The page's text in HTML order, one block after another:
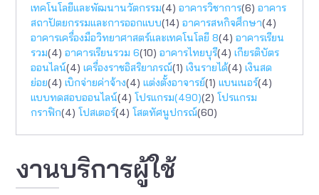
เทคโนโลยีและพัฒนานวัตกรรม(4) อาคารวิชาการ(6) อาคาร
สถาปัตยกรรมและการออกแบบ(14) อาคารสหกิจศึกษา(4)
อาคารเครื่องมือวิทยาศาสตร์และเทคโนโลยี 8(4) อาคารเรียน
รวม(4) อาคารเรียนรวม 6(10) อาคารไทยบุรี(4) เกียรติบัตร
ออนไลน์(4) เครื่องราชอิสริยาภรณ์(1) เงินรายได้(4) เงินสด
ย่อย(4) เบิกจ่ายค่าจ้าง(4) แต่งตั้งอาจารย์(1) แบนเนอร์(4)
แบบทดสอบออนไลน์(4) โปรแกรม(490)(2) โปรแกรม
กราฟิก(4) โปสเตอร์(4) โสตทัศนูปกรณ์(60)
งานบริการผู้ใช้